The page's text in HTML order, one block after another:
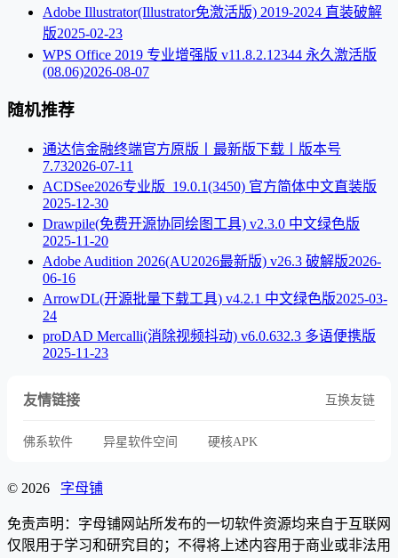
Adobe Illustrator(Illustrator免激活版) 2019-2024 直装破解
版2025-02-23
WPS Office 2019 专业增强版 v11.8.2.12344 永久激活版
(08.06)2026-08-07
随机推荐
通达信金融终端官方原版丨最新版下载丨版本号
7.732026-07-11
ACDSee2026专业版_19.0.1(3450) 官方简体中文直装版
2025-12-30
Drawpile(免费开源协同绘图工具) v2.3.0 中文绿色版
2025-11-20
Adobe Audition 2026(AU2026最新版) v26.3 破解版2026-
06-16
ArrowDL(开源批量下载工具) v4.2.1 中文绿色版2025-03-
24
proDAD Mercalli(消除视频抖动) v6.0.632.3 多语便携版
2025-11-23
友情链接 互换友链
佛系软件 异星软件空间 硬核APK
© 2026 字母铺
免责声明：字母铺网站所发布的一切软件资源均来自于互联网
仅限用于学习和研究目的；不得将上述内容用于商业或非法用